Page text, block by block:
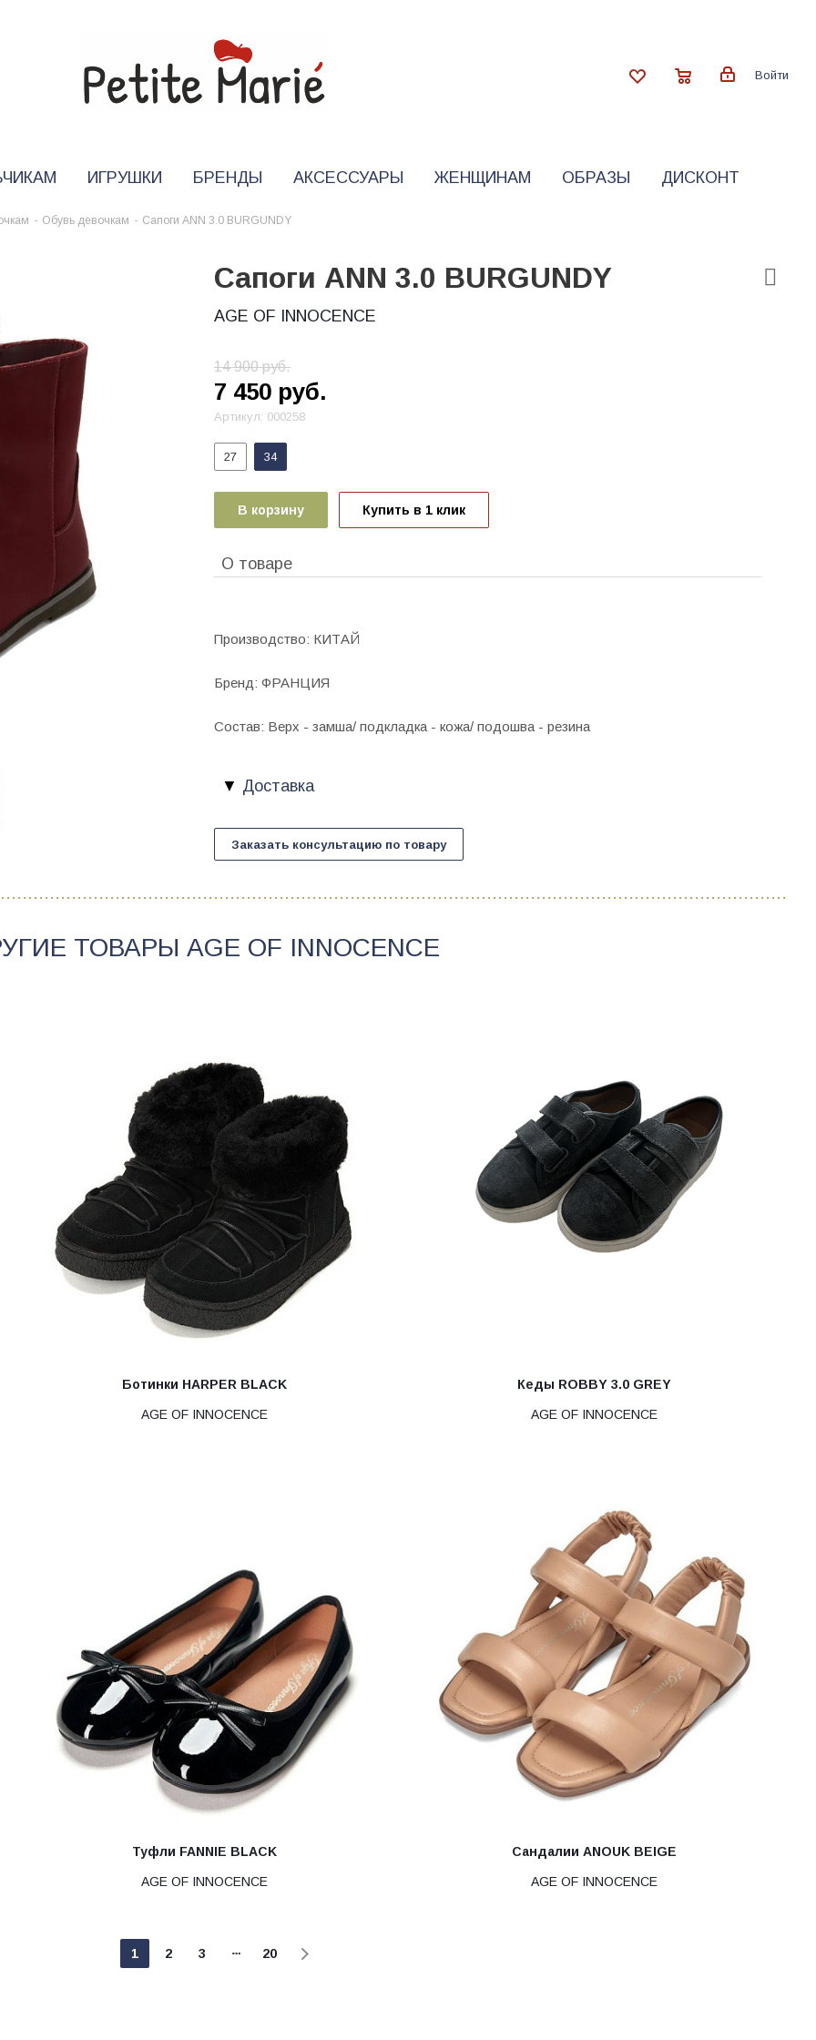
Войти
ИГРУШКИ БРЕНДЫ АКСЕССУАРЫ ЖЕНЩИНАМ ОБРАЗЫ ДИСКОНТ
- Обувь девочкам - Сапоги ANN 3.0 BURGUNDY
Сапоги ANN 3.0 BURGUNDY
AGE OF INNOCENCE
14 900руб.
7 450 руб.
Артикул: 000258
27 34
В корзину Купить в 1 клик
О товаре
Производство: КИТАЙ
Бренд: ФРАНЦИЯ
Состав: Верх - замша/ подкладка - кожа/ подошва - резина
Доставка
Заказать консультацию по товару
ТОВАРЫ AGE OF INNOCENCE
Ботинки HARPER BLACK
AGE OF INNOCENCE
Кеды ROBBY 3.0 GREY
AGE OF INNOCENCE
Туфли FANNIE BLACK
AGE OF INNOCENCE
Сандалии ANOUK BEIGE
AGE OF INNOCENCE
1 2 3 20